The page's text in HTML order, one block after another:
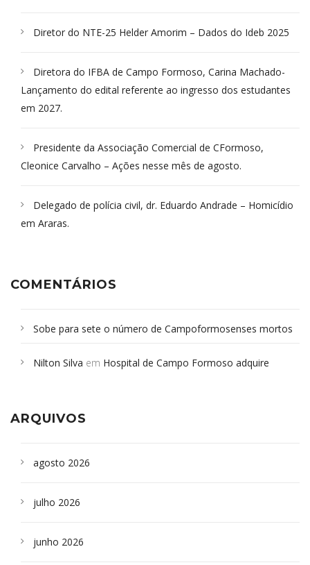
Diretor do NTE-25 Helder Amorim – Dados do Ideb 2025
Diretora do IFBA de Campo Formoso, Carina Machado-
Lançamento do edital referente ao ingresso dos estudantes
em 2027.
Presidente da Associação Comercial de CFormoso,
Cleonice Carvalho – Ações nesse mês de agosto.
Delegado de polícia civil, dr. Eduardo Andrade – Homicídio
em Araras.
COMENTÁRIOS
Sobe para sete o número de Campoformosenses mortos
Campoformosenses que morreram em desabamentos são
Nilton Silva em Hospital de Campo Formoso adquire
ARQUIVOS
agosto 2026
julho 2026
junho 2026